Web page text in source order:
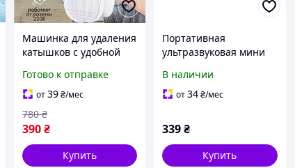
Машинка для удаления
катышков с удобной
машинка для очистки
одежды от катышков,
Готово к отправке
от39₴/мес
390₴
780 ₴
Купить
Портативная
ультразвуковая мини
Turbine Wash с USB
питанием для стирки
В наличии
от34₴/мес
339₴
Купить